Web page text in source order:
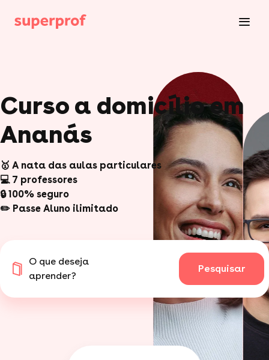
Curso a domicílio em
Ananás
🥇 A nata das aulas particulares
💻 7 professores
🔒 100% seguro
✏️ Passe Aluno ilimitado
O que deseja
aprender?
Pesquisar